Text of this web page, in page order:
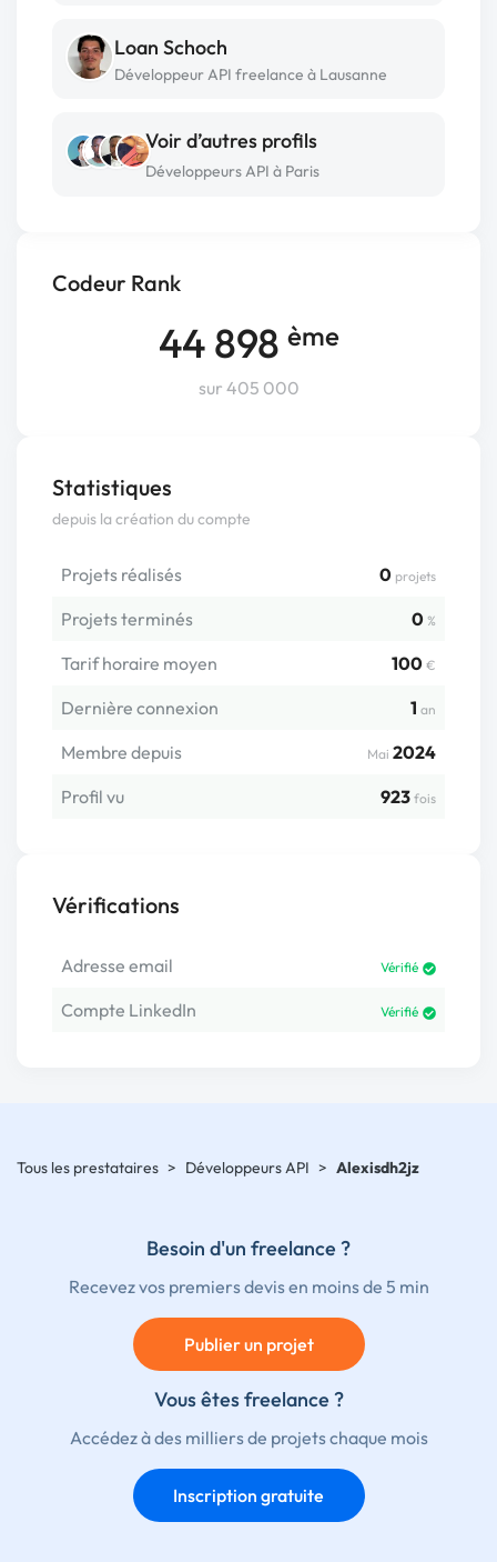
Codeur Rank
44 898 ème
sur 405 000
Statistiques
depuis la création du compte
Projets réalisés 0 projets
Projets terminés 0 %
Tarif horaire moyen 100 €
Dernière connexion 1 an
Membre depuis Mai 2024
Profil vu
923 fois
Vérifications
Adresse email Vérifié
Compte LinkedIn Vérifié
Loan Schoch
Développeur API freelance à Lausanne
Voir d’autres profils
Développeurs API à Paris
Tous les prestataires > Développeurs API > Alexisdh2jz
Besoin d'un freelance ?
Recevez vos premiers devis en moins de 5 min
Publier un projet
Vous êtes freelance ?
Accédez à des milliers de projets chaque mois
Inscription gratuite